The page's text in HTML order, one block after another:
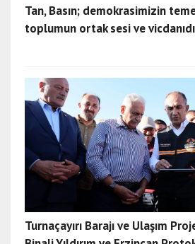
Tan, Basın; demokrasimizin
toplumun ortak sesi ve
Turnaçayırı Barajı ve Ulaşım